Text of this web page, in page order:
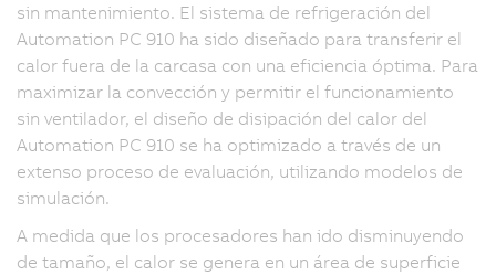
sin mantenimiento. El sistema de refrigeración del
Automation PC 910 ha sido diseñado para transferir el
calor fuera de la carcasa con una eficiencia óptima. Para
maximizar la convección y permitir el funcionamiento
sin ventilador, el diseño de disipación del calor del
Automation PC 910 se ha optimizado a través de un
extenso proceso de evaluación, utilizando modelos de
simulación.
A medida que los procesadores han ido disminuyendo
de tamaño, el calor se genera en un área de superficie